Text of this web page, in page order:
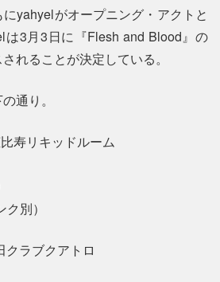
yahyelがオープニング・アクトと
は3月3日に『Flesh and Blood』の
れることが決定している。
通り。
寿リキッドルーム
別）
ラブクアトロ